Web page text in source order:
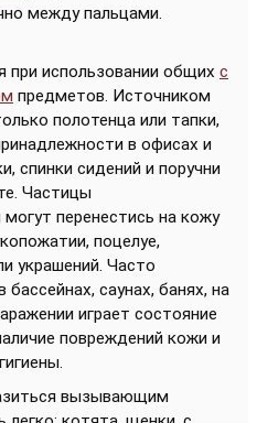
между пальцами.
при использовании общих с
предметов. Источником
полотенца или тапки,
в офисах и
спинки сидений и поручни
Частицы
перенестись на кожу
поцелуе,
украшений. Часто
саунах, банях, на
играет состояние
повреждений кожи и
вызывающим